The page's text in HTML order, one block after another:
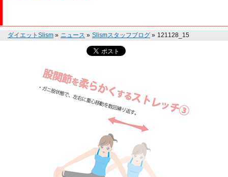
ダイエットSlism » ニュース » Slismスタッフブログ » 121128_15